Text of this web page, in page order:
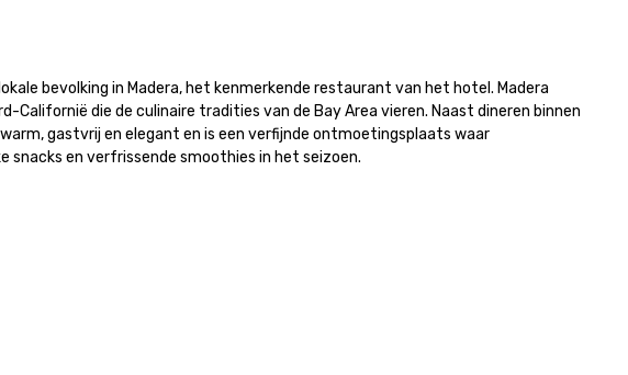
bevolking in Madera, het kenmerkende restaurant van het hotel. Madera
die de culinaire tradities van de Bay Area vieren. Naast dineren binnen
gastvrij en elegant en is een verfijnde ontmoetingsplaats waar
snacks en verfrissende smoothies in het seizoen.